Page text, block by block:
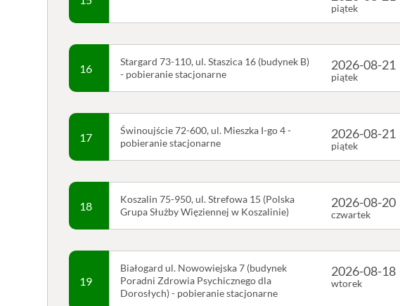
piątek
16
Stargard 73-110, ul. Staszica 16 (budynek B)
- pobieranie stacjonarne
2026-08-21
piątek
17
Świnoujście 72-600, ul. Mieszka I-go 4 -
pobieranie stacjonarne
2026-08-21
piątek
18
Koszalin 75-950, ul. Strefowa 15 (Polska
Grupa Służby Więziennej w Koszalinie)
2026-08-20
czwartek
19
Białogard ul. Nowowiejska 7 (budynek
Poradni Zdrowia Psychicznego dla
Dorosłych) - pobieranie stacjonarne
2026-08-18
wtorek